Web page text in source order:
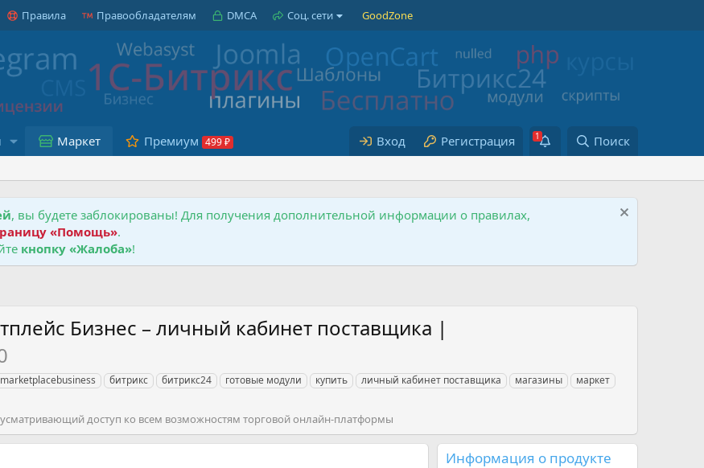
Правила Правообладателям DMCA Соц. сети GoodZone
Маркет Премиум Вход Регистрация Поиск
, вы будете заблокированы! Для получения дополнительной информации о правилах,
«Помощь».
кнопку «Жалоба»!
Бизнес – личный кабинет поставщика |
битрикс битрикс24 готовые модули купить личный кабинет поставщика магазины
маркет
доступ ко всем возможностям торговой онлайн-платформы
Информация о продукте